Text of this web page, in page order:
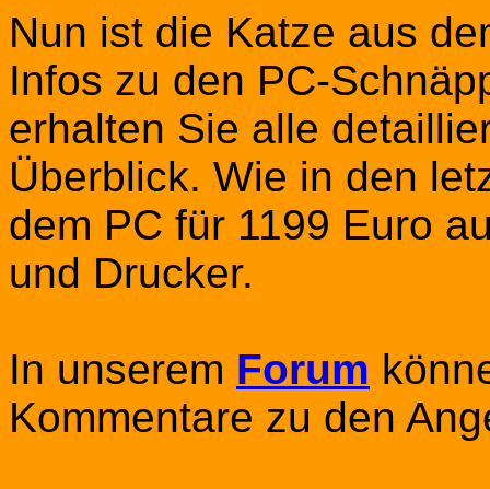
Nun ist die Katze aus
Infos zu den PC-
erhalten Sie alle
Überblick. Wie in den
dem PC für 1199 Euro
und Drucker.
In unserem Forum
Kommentare zu den